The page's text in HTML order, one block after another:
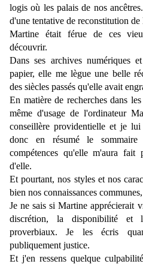
logis où les palais de nos
d'une tentative de reconstitution
Martine était férue de ces
découvrir.
Dans ses archives numériques
papier, elle me lègue une belle
des siècles passés qu'elle avait
En matière de recherches dans
même d'usage de l'ordinateur
conseillère providentielle et je
donc en résumé le sommaire
compétences qu'elle m'aura fait
d'elle.
Et pourtant, nos styles et nos
bien nos connaissances
Je ne sais si Martine apprécierait
discrétion, la disponibilité et
proverbiaux. Je les écris
publiquement justice.
Et j'en ressens quelque